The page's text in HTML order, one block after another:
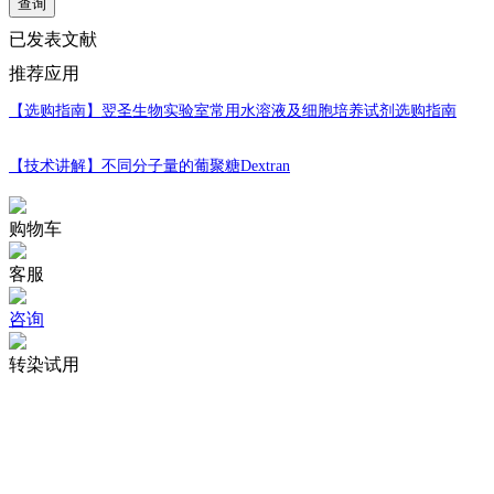
查询
已发表文献
推荐应用
【选购指南】 翌圣生物实验室常用水溶液及细胞培养试剂选购指南
【技术讲解】 不同分子量的葡聚糖Dextran
购物车
客服
咨询
转染试用